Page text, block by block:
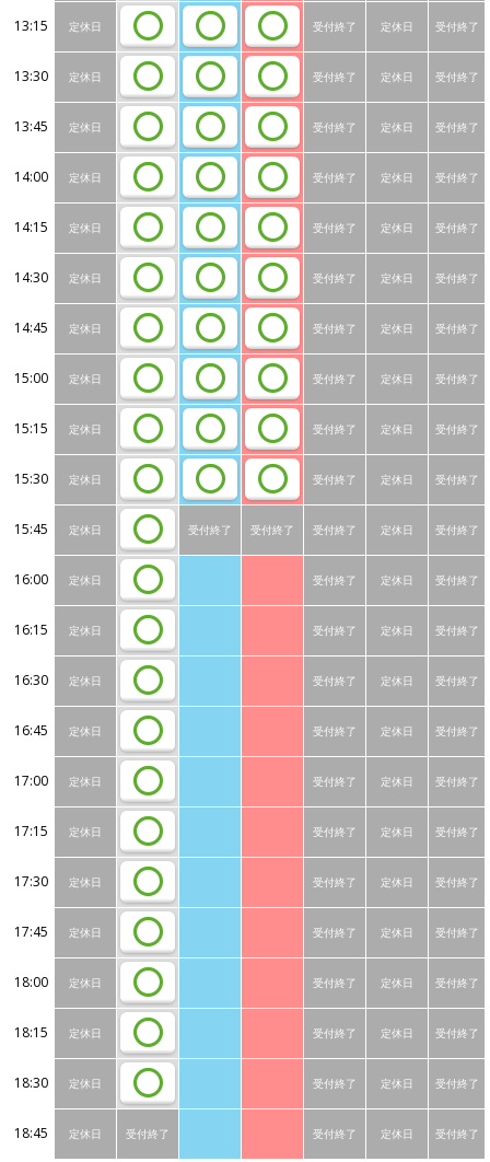
13:15 定休日 受付終了 定休日 受付終了
13:30 定休日 受付終了 定休日 受付終了
13:45 定休日 受付終了 定休日 受付終了
14:00 定休日 受付終了 定休日 受付終了
14:15 定休日 受付終了 定休日 受付終了
14:30 定休日 受付終了 定休日 受付終了
14:45 定休日 受付終了 定休日 受付終了
15:00 定休日 受付終了 定休日 受付終了
15:15 定休日 受付終了 定休日 受付終了
15:30 定休日 受付終了 定休日 受付終了
15:45 定休日 受付終了 受付終了 受付終了 定休日 受付終了
16:00 定休日 受付終了 定休日 受付終了
16:15 定休日 受付終了 定休日 受付終了
16:30 定休日 受付終了 定休日 受付終了
16:45 定休日 受付終了 定休日 受付終了
17:00 定休日 受付終了 定休日 受付終了
17:15 定休日 受付終了 定休日 受付終了
17:30 定休日 受付終了 定休日 受付終了
17:45 定休日 受付終了 定休日 受付終了
18:00 定休日 受付終了 定休日 受付終了
18:15 定休日 受付終了 定休日 受付終了
18:30 定休日 受付終了 定休日 受付終了
18:45 定休日 受付終了 受付終了 定休日 受付終了